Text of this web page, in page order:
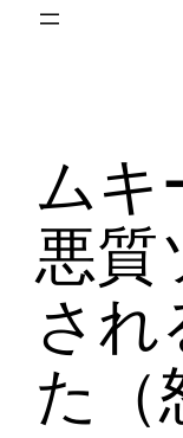
ムキ
悪質
され
た（